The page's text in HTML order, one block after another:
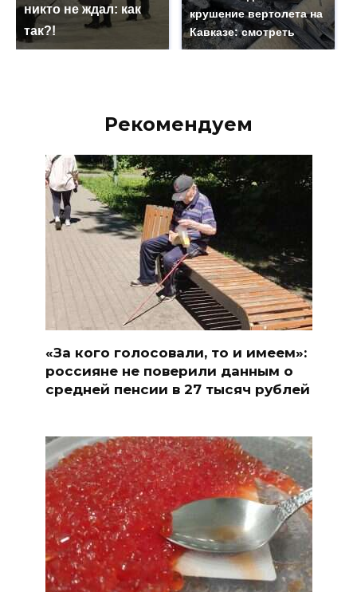
никто не ждал: как
так?!
крушение вертолета на
Кавказе: смотреть
Рекомендуем
«За кого голосовали, то и имеем»:
россияне не поверили данным о
средней пенсии в 27 тысяч рублей